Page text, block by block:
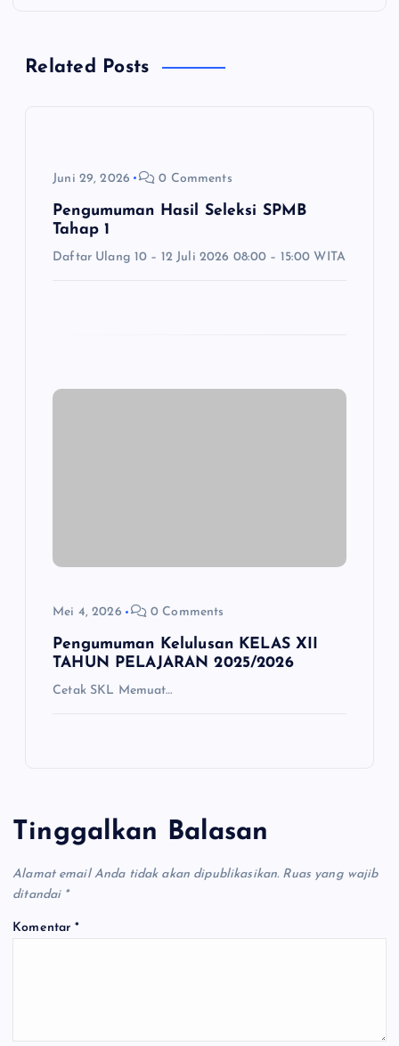
sRelated Posts
Juni 29, 2026 0 Comments
Pengumuman Hasil Seleksi SPMB
Tahap 1
Daftar Ulang 10 – 12 Juli 2026 08:00 – 15:00 WITA
Mei 4, 2026 0 Comments
Pengumuman Kelulusan KELAS XII
TAHUN PELAJARAN 2025/2026
Cetak SKL Memuat…
Tinggalkan Balasan
Alamat email Anda tidak akan dipublikasikan. Ruas yang wajib
ditandai *
Komentar*